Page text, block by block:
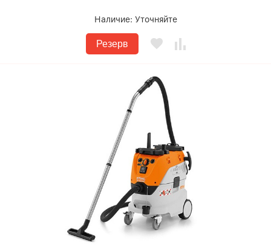
Наличие: Уточняйте
Резерв